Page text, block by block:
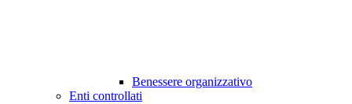
Benessere organizzativo
Enti controllati